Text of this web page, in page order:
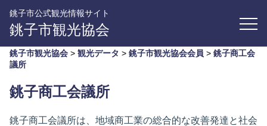
銚子市公式観光情報サイト
銚子市観光協会
銚子市観光協会 > 観光データ > 銚子市観光協会会員 > 銚子商工会
議所
銚子商工会議所
銚子商工会議所は、地域商工業の総合的な改善発達と社会